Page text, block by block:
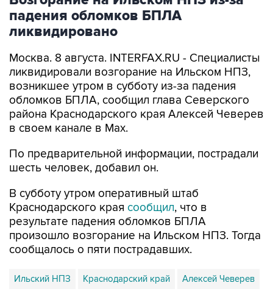
падения обломков БПЛА
ликвидировано
Москва. 8 августа. INTERFAX.RU - Специалисты
ликвидировали возгорание на Ильском НПЗ,
возникшее утром в субботу из-за падения
обломков БПЛА, сообщил глава Северского
района Краснодарского края Алексей Чеверев
в своем канале в Max.
По предварительной информации, пострадали
шесть человек, добавил он.
В субботу утром оперативный штаб
Краснодарского края сообщил, что в
результате падения обломков БПЛА
произошло возгорание на Ильском НПЗ. Тогда
сообщалось о пяти пострадавших.
Ильский НПЗ Краснодарский край Алексей Чеверев